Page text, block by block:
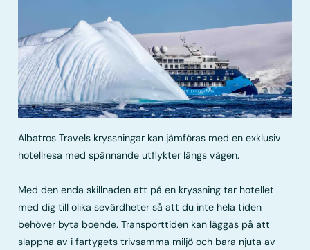
Albatros Travels kryssningar kan jämföras med en exklusiv
hotellresa med spännande utflykter längs vägen.
Med den enda skillnaden att på en kryssning tar hotellet
med dig till olika sevärdheter så att du inte hela tiden
behöver byta boende. Transporttiden kan läggas på att
slappna av i fartygets trivsamma miljö och bara njuta av